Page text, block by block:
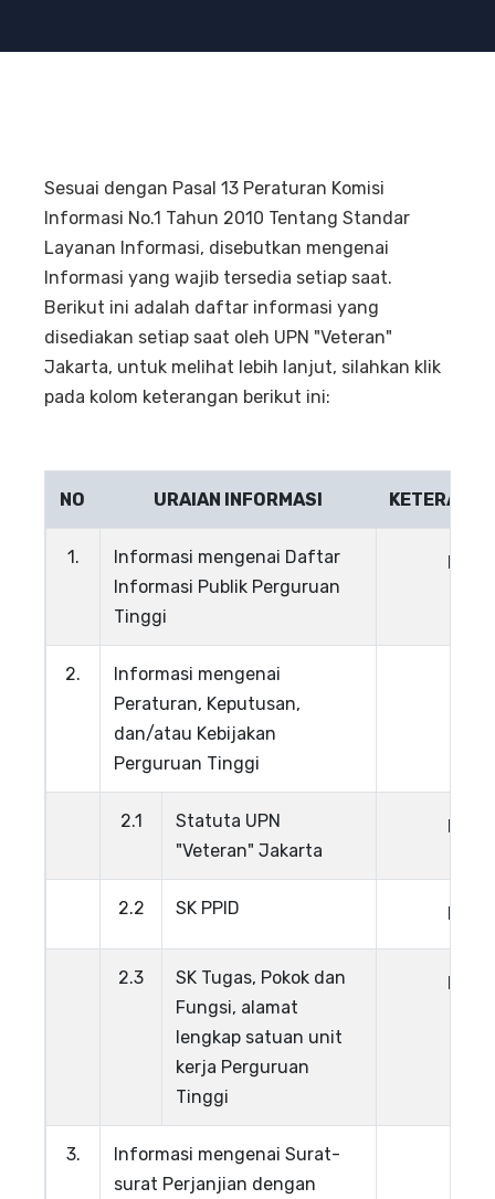
Sesuai dengan Pasal 13 Peraturan Komisi
Informasi No.1 Tahun 2010 Tentang Standar
Layanan Informasi, disebutkan mengenai
Informasi yang wajib tersedia setiap saat.
Berikut ini adalah daftar informasi yang
disediakan setiap saat oleh UPN "Veteran"
Jakarta, untuk melihat lebih lanjut, silahkan klik
pada kolom keterangan berikut ini:
NO URAIAN INFORMASI
1.
Informasi mengenai Daftar
Informasi Publik Perguruan
Tinggi
Lihat
2.
Informasi mengenai
Peraturan, Keputusan,
dan/atau Kebijakan
Perguruan Tinggi
2.1
Statuta UPN
"Veteran" Jakarta
Lihat
2.2 SK PPID Lihat
2.3
SK Tugas, Pokok dan
Fungsi, alamat
lengkap satuan unit
kerja Perguruan
Tinggi​
Lihat
3.
Informasi mengenai Surat-
surat Perjanjian dengan